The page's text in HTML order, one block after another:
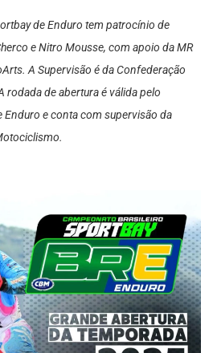
de Enduro tem patrocínio de
e Nitro Mousse, com apoio da MR
A Supervisão é da Confederação
rodada de abertura é válida pelo
Enduro e conta com supervisão da